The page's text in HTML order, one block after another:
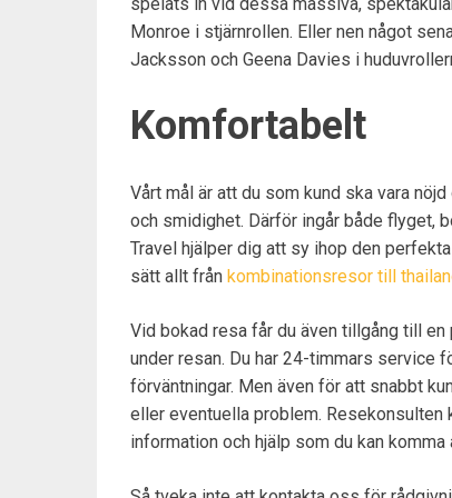
Monroe i stjärnrollen. Eller nen något
Jacksson och Geena Davies i
Komfortabelt
Vårt mål är att du som kund ska vara
och smidighet. Därför ingår både flyget,
Travel hjälper dig att sy ihop den
sätt allt från kombinationsresor till
Vid bokad resa får du även tillgång till
under resan. Du har 24-timmars service
förväntningar. Men även för att snabbt
eller eventuella problem. Resekonsulten
information och hjälp som du kan